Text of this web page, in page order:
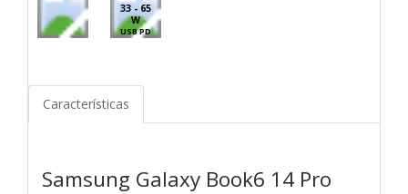
33 - 65
W
USB PD
Características
Samsung Galaxy Book6 14 Pro